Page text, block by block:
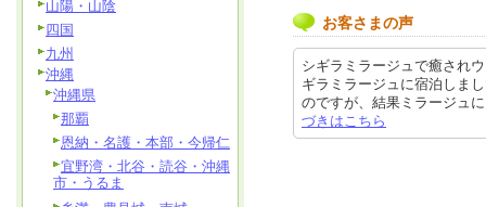
お客さまの声
シギラミラージュで癒され
ギラミラージュに宿泊しま
のですが、結果ミラージュ
づきはこちら
山陽・山陰
四国
九州
沖縄
沖縄県
那覇
恩納・名護・本部・今帰仁
宜野湾・北谷・読谷・沖縄
市・うるま